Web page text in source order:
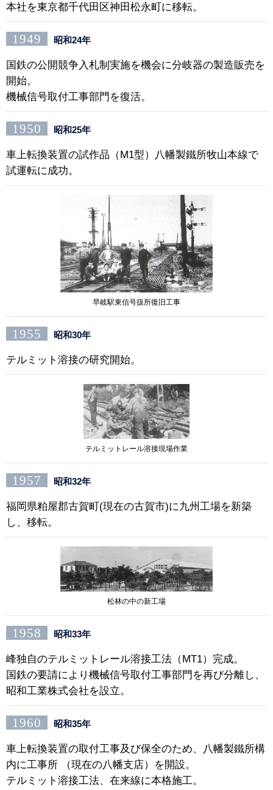
本社を東京都千代田区神田松永町に移転。
1949 昭和24年
国鉄の公開競争入札制実施を機会に分岐器の製造販売を
開始。
機械信号取付工事部門を復活。
1950 昭和25年
車上転換装置の試作品（M1型）八幡製鐵所牧山本線で
試運転に成功。
早岐駅東信号扱所復旧工事
1955 昭和30年
テルミット溶接の研究開始。
テルミットレール溶接現場作業
1957 昭和32年
福岡県粕屋郡古賀町(現在の古賀市)に九州工場を新築
し、移転。
松林の中の新工場
1958 昭和33年
峰独自のテルミットレール溶接工法（MT1）完成。
国鉄の要請により機械信号取付工事部門を再び分離し、
昭和工業株式会社を設立。
1960 昭和35年
車上転換装置の取付工事及び保全のため、八幡製鐵所構
内に工事所 （現在の八幡支店）を開設。
テルミット溶接工法、在来線に本格施工。